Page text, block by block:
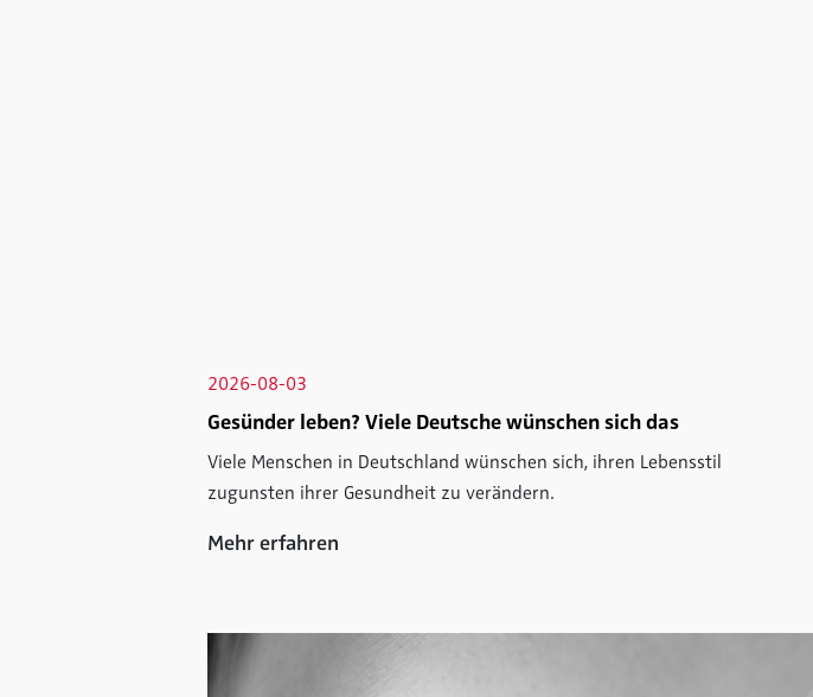
2026-08-03
Gesünder leben? Viele Deutsche wünschen sich das
Viele Menschen in Deutschland wünschen sich, ihren Lebensstil
zugunsten ihrer Gesundheit zu verändern.
Mehr erfahren